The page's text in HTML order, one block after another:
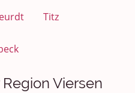
Titz
Viersen